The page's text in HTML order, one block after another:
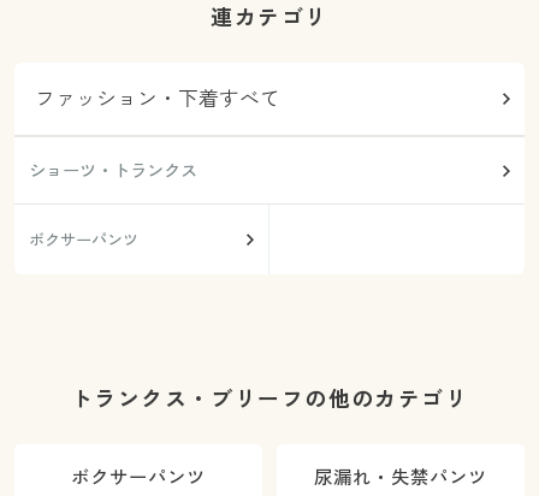
連カテゴリ
ファッション・下着すべて
ショーツ・トランクス
ボクサーパンツ
トランクス・ブリーフの他のカテゴリ
ボクサーパンツ 尿漏れ・失禁パンツ